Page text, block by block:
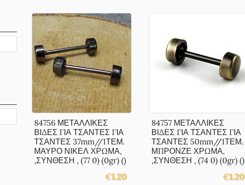
84756 ΜΕΤΑΛΛΙΚΕΣ
ΒΙΔΕΣ ΓΙΑ ΤΣΑΝΤΕΣ ΓΙΑ
ΤΣΑΝΤΕΣ 37mm//1ΤΕΜ.
ΜΑΥΡΟ ΝΙΚΕΛ ΧΡΩΜΑ,
,ΣΥΝΘΕΣΗ , (77 0) (0gr) ()
€1.20
84757 ΜΕΤΑΛΛΙΚΕΣ
ΒΙΔΕΣ ΓΙΑ ΤΣΑΝΤΕΣ ΓΙΑ
ΤΣΑΝΤΕΣ 50mm//1ΤΕΜ.
ΜΠΡΟΝΖΕ ΧΡΩΜΑ,
,ΣΥΝΘΕΣΗ , (74 0) (0gr) ()
€1.20